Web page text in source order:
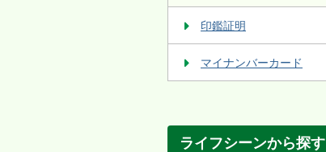
印鑑証明
マイナンバーカード
ライフシーンから探す